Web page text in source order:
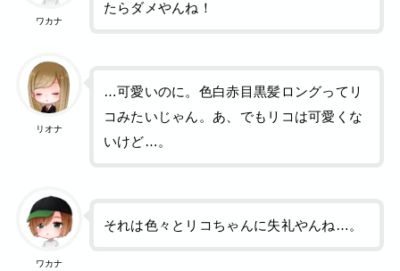
ワカナ
たらダメやんね！
リオナ
…可愛いのに。色白赤目黒髪ロングってリ
コみたいじゃん。あ、でもリコは可愛くな
いけど…。
ワカナ
それは色々とリコちゃんに失礼やんね…。